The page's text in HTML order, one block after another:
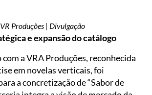
VR Produções | Divulgação
e expansão do catálogo
a VRA Produções, reconhecida
em novelas verticais, foi
a concretização de “Sabor de